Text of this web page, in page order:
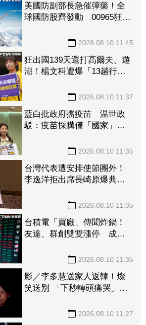
美國防副部長急催彈藥！全
球國防股齊發動 00965狂漲
2026.08.10 11:45
狂出國139天還打高爾夫、遊
湖！楊文科遭爆「13趟行程
2026.08.10 11:37
藍白批政府擋疫苗 温世政
駁：疫苗採購僅「國家」能
2026.08.10 11:35
台灣代表遭安排使節團外！
李逸洋拒出席長崎原爆典
2026.08.10 11:35
台積電「買廠」傳聞炸鍋！
友達、群創雙雙漲停 成交
2026.08.10 11:35
影／李多慧送家人返韓！燦
笑送別 「下秒轉頭痛哭」惹
2026.08.10 11:27